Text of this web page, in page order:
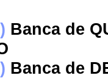
Banca de
Banca de